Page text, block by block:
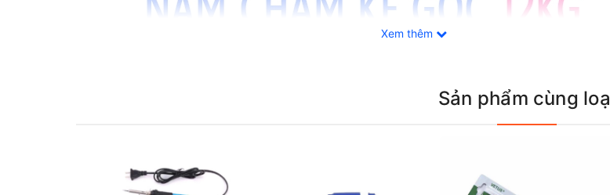
Xem thêm
Sản phẩm cùng